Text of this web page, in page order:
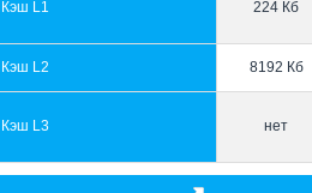
Кэш L1 224 Кб
Кэш L2 8192 Кб
Кэш L3 нет